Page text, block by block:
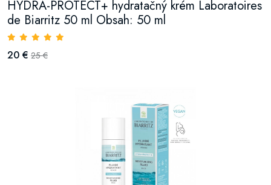
HYDRA-PROTECT+ hydratačný krém Laboratoires
de Biarritz 50 ml Obsah: 50 ml
20 € 25 €